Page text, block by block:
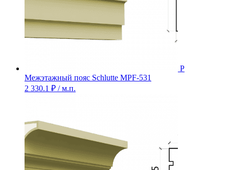
Межэтажный пояс Schlutte MPF-531
2 330.1 ₽ / м.п.